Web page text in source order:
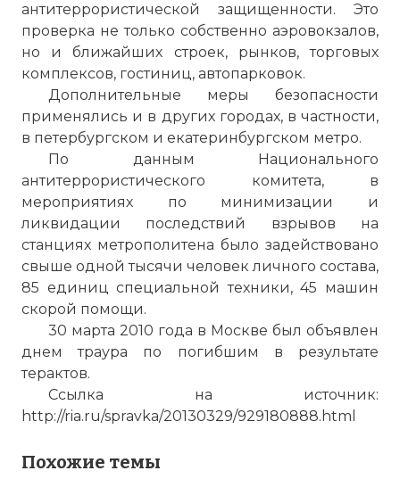
антитеррористической защищенности. Это
проверка не только собственно аэровокзалов,
но и ближайших строек, рынков, торговых
комплексов, гостиниц, автопарковок.
Дополнительные меры безопасности
применялись и в других городах, в частности,
в петербургском и екатеринбургском метро.
По данным Национального
антитеррористического комитета, в
мероприятиях по минимизации и
ликвидации последствий взрывов на
станциях метрополитена было задействовано
свыше одной тысячи человек личного состава,
85 единиц специальной техники, 45 машин
скорой помощи.
30 марта 2010 года в Москве был объявлен
днем траура по погибшим в результате
терактов.
Ссылка на источник:
http://ria.ru/spravka/20130329/929180888.html
Похожие темы
Пусть говорят - Теракты в метро (30.03.2010)
Имя:
Комментарий:
Проверочный код:
Вернуться в статью: